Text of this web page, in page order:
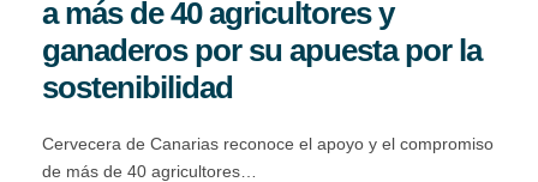
a más de 40 agricultores y
ganaderos por su apuesta por la
sostenibilidad
Cervecera de Canarias reconoce el apoyo y el compromiso
de más de 40 agricultores…